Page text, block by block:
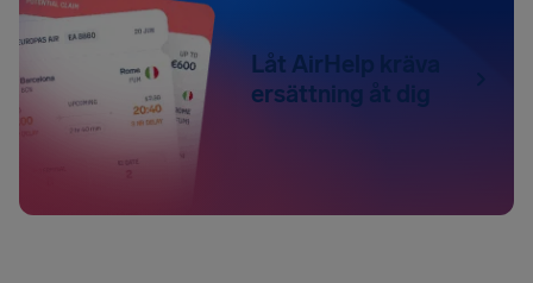
Låt AirHelp kräva
ersättning åt dig